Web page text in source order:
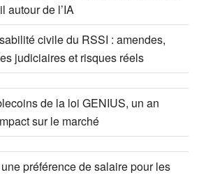
autour de l’IA
civile du RSSI : amendes,
judiciaires et risques réels
de la loi GENIUS, un an
sur le marché
préférence de salaire pour les